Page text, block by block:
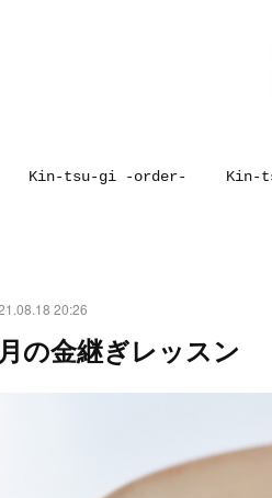
Kin-tsu-gi -order- Kin-
20:26
の金継ぎレッスン